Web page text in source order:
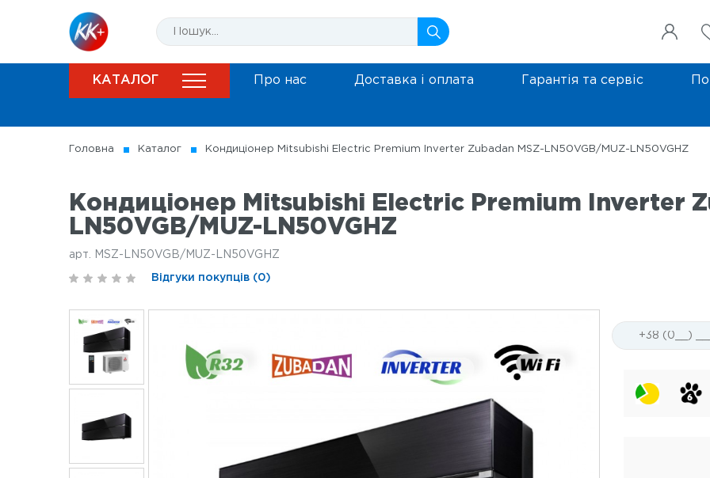
КАТАЛОГ Про нас Доставка і оплата Гарантія та сервіс
Головна Каталог Кондиціонер Mitsubishi Electric Premium Inverter Zubadan MSZ-LN50VGB/MUZ-LN50VGHZ
Кондиціонер Mitsubishi Electric Premium Inverter
LN50VGB/MUZ-LN50VGHZ
арт. MSZ-LN50VGB/MUZ-LN50VGHZ
Відгуки покупців (0)